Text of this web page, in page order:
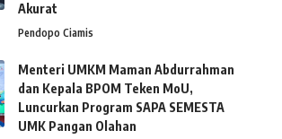
Akurat
Pendopo Ciamis
Menteri UMKM Maman Abdurrahman
dan Kepala BPOM Teken MoU,
Luncurkan Program SAPA SEMESTA
UMK Pangan Olahan